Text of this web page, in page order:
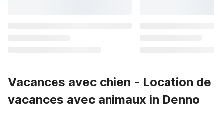
Vacances avec chien - Location de
vacances avec animaux in Denno